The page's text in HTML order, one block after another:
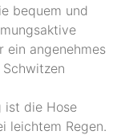
bequem und
ein angenehmes
ist die Hose
leichtem Regen.